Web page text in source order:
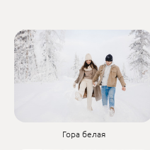
Гора белая